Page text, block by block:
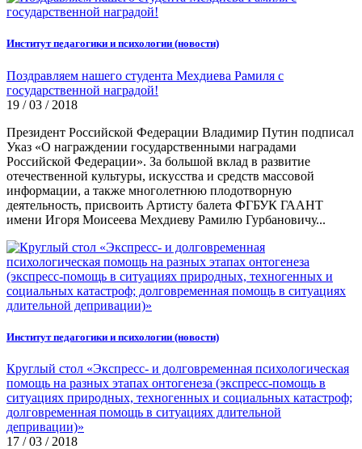
Институт педагогики и психологии (новости)
Поздравляем нашего студента Мехдиева Рамиля с
государственной наградой!
19 / 03 / 2018
Президент Российской Федерации Владимир Путин подписал
Указ «О награждении государственными наградами
Российской Федерации». За большой вклад в развитие
отечественной культуры, искусства и средств массовой
информации, а также многолетнюю плодотворную
деятельность, присвоить Артисту балета ФГБУК ГААНТ
имени Игоря Моисеева Мехдиеву Рамилю Гурбановичу...
Институт педагогики и психологии (новости)
Круглый стол «Экспресс- и долговременная психологическая
помощь на разных этапах онтогенеза (экспресс-помощь в
ситуациях природных, техногенных и социальных катастроф;
долговременная помощь в ситуациях длительной
депривации)»
17 / 03 / 2018